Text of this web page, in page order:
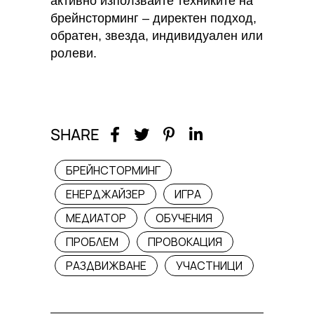
брейнсторминг – директен подход,
обратен, звезда, индивидуален или
ролеви.
SHARE
БРЕЙНСТОРМИНГ
ЕНЕРДЖАЙЗЕР
ИГРА
МЕДИАТОР
ОБУЧЕНИЯ
ПРОБЛЕМ
ПРОВОКАЦИЯ
РАЗДВИЖВАНЕ
УЧАСТНИЦИ